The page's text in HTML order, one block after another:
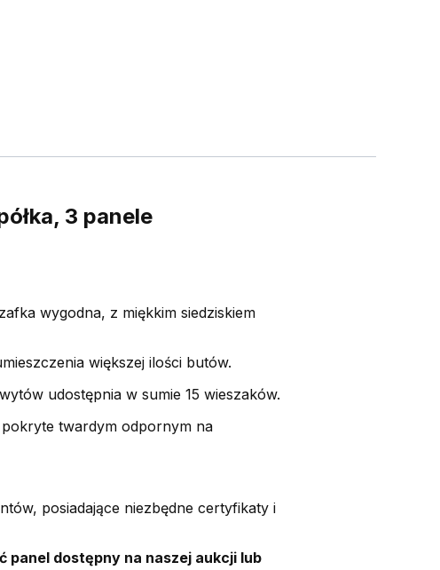
3 panele
wygodna, z miękkim siedziskiem
większej ilości butów.
udostępnia w sumie 15 wieszaków.
twardym odpornym na
posiadające niezbędne certyfikaty i
panel dostępny na naszej aukcji lub